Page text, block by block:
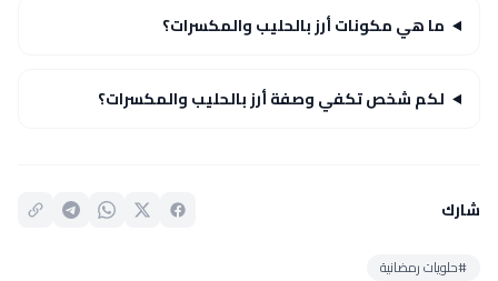
ما هي مكونات أرز بالحليب والمكسرات؟
لكم شخص تكفي وصفة أرز بالحليب والمكسرات؟
شارك
#حلويات رمضانية